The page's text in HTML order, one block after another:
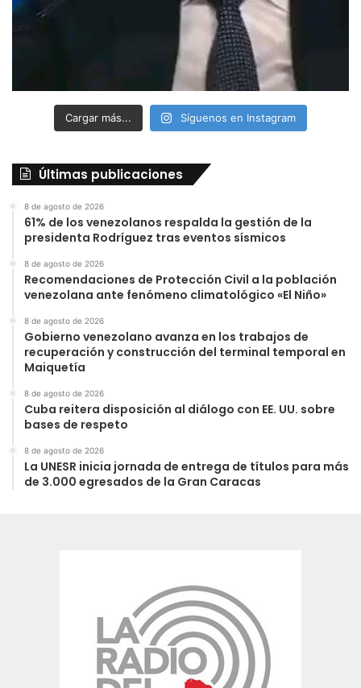
Cargar más... Síguenos en Instagram
Últimas publicaciones
8 de agosto de 2026
61% de los venezolanos respalda la gestión de la
presidenta Rodríguez tras eventos sísmicos
8 de agosto de 2026
Recomendaciones de Protección Civil a la población
venezolana ante fenómeno climatológico «El Niño»
8 de agosto de 2026
Gobierno venezolano avanza en los trabajos de
recuperación y construcción del terminal temporal en
Maiquetía
8 de agosto de 2026
Cuba reitera disposición al diálogo con EE. UU. sobre
bases de respeto
8 de agosto de 2026
La UNESR inicia jornada de entrega de títulos para más
de 3.000 egresados de la Gran Caracas